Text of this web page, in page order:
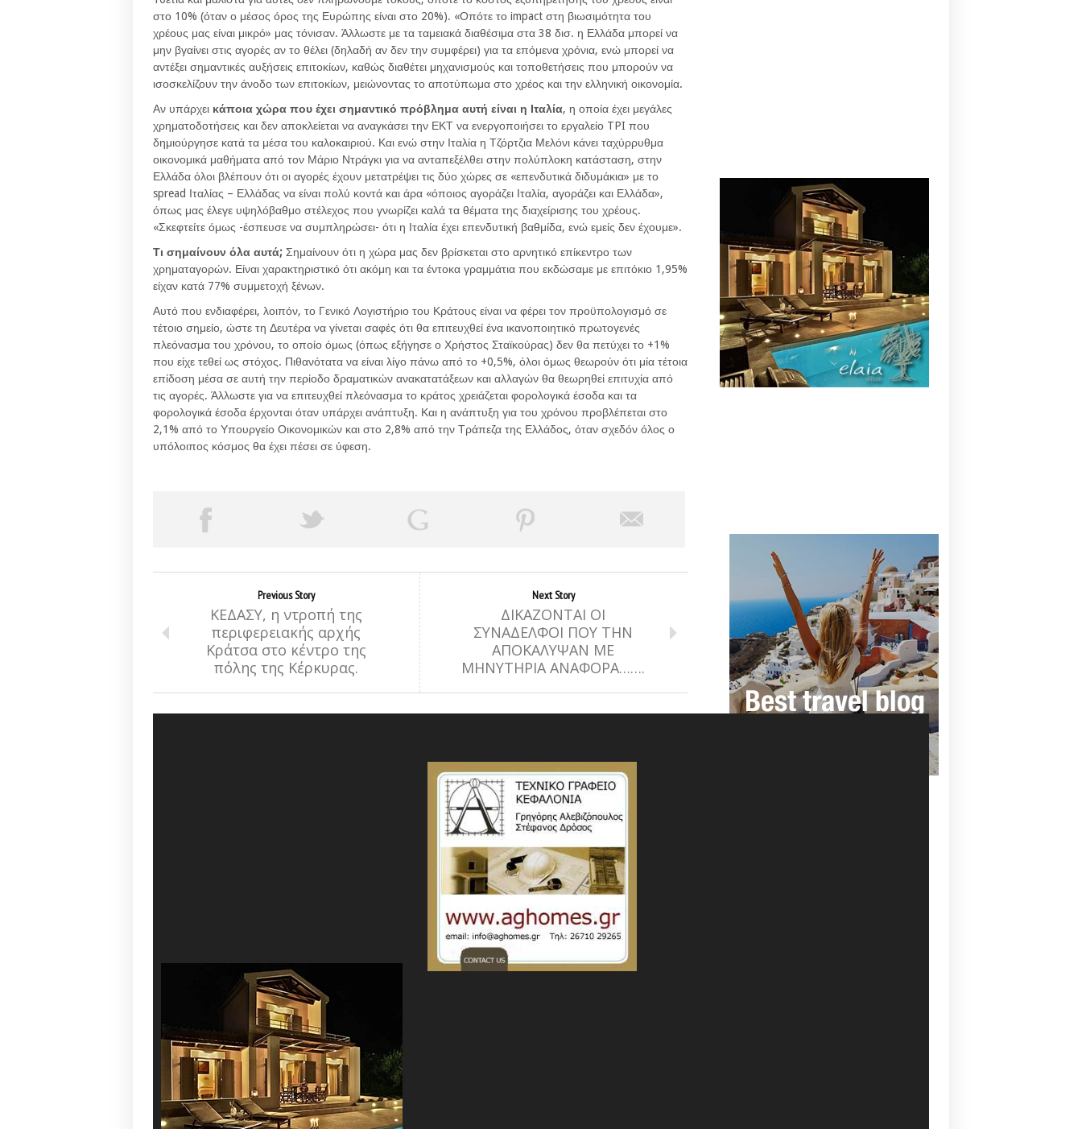
στο 10% (όταν ο μέσος όρος της Ευρώπης είναι στο 20%). «Οπότε το impact στη βιωσιμότητα του
χρέους μας είναι μικρό» μας τόνισαν. Άλλωστε με τα ταμειακά διαθέσιμα στα 38 δισ. η Ελλάδα μπορεί να
μην βγαίνει στις αγορές αν το θέλει (δηλαδή αν δεν την συμφέρει) για τα επόμενα χρόνια, ενώ μπορεί να
αντέξει σημαντικές αυξήσεις επιτοκίων, καθώς διαθέτει μηχανισμούς και τοποθετήσεις που μπορούν να
ισοσκελίζουν την άνοδο των επιτοκίων, μειώνοντας το αποτύπωμα στο χρέος και την ελληνική οικονομία.
Αν υπάρχει κάποια χώρα που έχει σημαντικό πρόβλημα αυτή είναι η Ιταλία, η οποία έχει μεγάλες
χρηματοδοτήσεις και δεν αποκλείεται να αναγκάσει την ΕΚΤ να ενεργοποιήσει το εργαλείο TPI που
δημιούργησε κατά τα μέσα του καλοκαιριού. Και ενώ στην Ιταλία η Τζόρτζια Μελόνι κάνει ταχύρρυθμα
οικονομικά μαθήματα από τον Μάριο Ντράγκι για να ανταπεξέλθει στην πολύπλοκη κατάσταση, στην
Ελλάδα όλοι βλέπουν ότι οι αγορές έχουν μετατρέψει τις δύο χώρες σε «επενδυτικά διδυμάκια» με το
spread Ιταλίας – Ελλάδας να είναι πολύ κοντά και άρα «όποιος αγοράζει Ιταλία, αγοράζει και Ελλάδα»,
όπως μας έλεγε υψηλόβαθμο στέλεχος που γνωρίζει καλά τα θέματα της διαχείρισης του χρέους.
«Σκεφτείτε όμως -έσπευσε να συμπληρώσει- ότι η Ιταλία έχει επενδυτική βαθμίδα, ενώ εμείς δεν έχουμε».
Τι σημαίνουν όλα αυτά; Σημαίνουν ότι η χώρα μας δεν βρίσκεται στο αρνητικό επίκεντρο των
χρηματαγορών. Είναι χαρακτηριστικό ότι ακόμη και τα έντοκα γραμμάτια που εκδώσαμε με επιτόκιο 1,95%
είχαν κατά 77% συμμετοχή ξένων.
Αυτό που ενδιαφέρει, λοιπόν, το Γενικό Λογιστήριο του Κράτους είναι να φέρει τον προϋπολογισμό σε
τέτοιο σημείο, ώστε τη Δευτέρα να γίνεται σαφές ότι θα επιτευχθεί ένα ικανοποιητικό πρωτογενές
πλεόνασμα του χρόνου, το οποίο όμως (όπως εξήγησε ο Χρήστος Σταϊκούρας) δεν θα πετύχει το +1%
που είχε τεθεί ως στόχος. Πιθανότατα να είναι λίγο πάνω από το +0,5%, όλοι όμως θεωρούν ότι μία τέτοια
επίδοση μέσα σε αυτή την περίοδο δραματικών ανακατατάξεων και αλλαγών θα θεωρηθεί επιτυχία από
τις αγορές. Άλλωστε για να επιτευχθεί πλεόνασμα το κράτος χρειάζεται φορολογικά έσοδα και τα
φορολογικά έσοδα έρχονται όταν υπάρχει ανάπτυξη. Και η ανάπτυξη για του χρόνου προβλέπεται στο
2,1% από το Υπουργείο Οικονομικών και στο 2,8% από την Τράπεζα της Ελλάδος, όταν σχεδόν όλος ο
υπόλοιπος κόσμος θα έχει πέσει σε ύφεση.
Previous Story
ΚΕΔΑΣΥ, η ντροπή της
περιφερειακής αρχής
Κράτσα στο κέντρο της
πόλης της Κέρκυρας.
Next Story
ΔΙΚΑΖΟΝΤΑΙ ΟΙ
ΣΥΝΑΔΕΛΦΟΙ ΠΟΥ ΤΗΝ
ΑΠΟΚΑΛΥΨΑΝ ΜΕ
ΜΗΝΥΤΗΡΙΑ ΑΝΑΦΟΡΑ…….